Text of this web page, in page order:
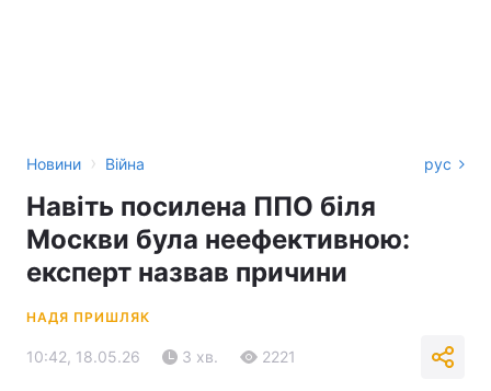
Новини › Війна рус
Навіть посилена ППО біля
Москви була неефективною:
експерт назвав причини
НАДЯ ПРИШЛЯК
10:42, 18.05.26 3 хв. 2221